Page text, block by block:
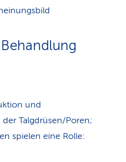
und
Talgdrüsen/Poren;
spielen eine Rolle: